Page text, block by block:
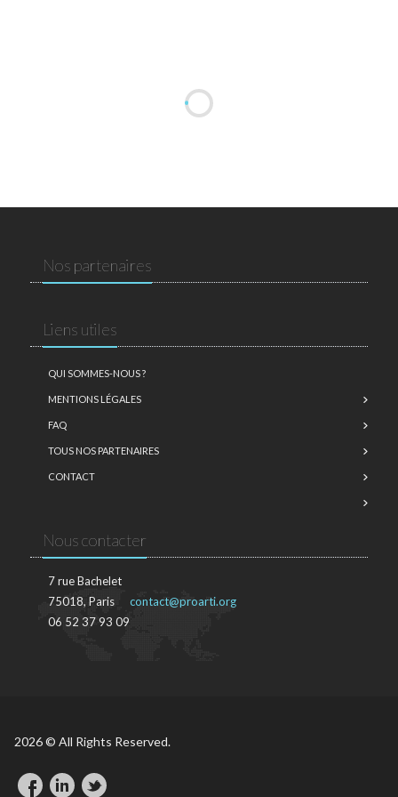
Nos partenaires
Liens utiles
QUI SOMMES-NOUS ?
MENTIONS LÉGALES
FAQ
TOUS NOS PARTENAIRES
CONTACT
Nous contacter
7 rue Bachelet
75018, Paris
06 52 37 93 09
contact@proarti.org
2026 © All Rights Reserved.